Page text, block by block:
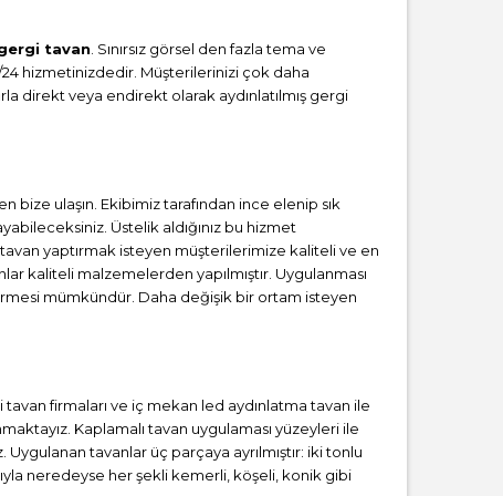
tavan . Sınırsız görsel den fazla tema ve
hizmetinizdedir. Müşterilerinizi çok daha
direkt veya endirekt olarak aydınlatılmış gergi
ulaşın. Ekibimiz tarafından ince elenip sık
Üstelik aldığınız bu hizmet
yaptırmak isteyen müşterilerimize kaliteli ve en
kaliteli malzemelerden yapılmıştır. Uygulanması
mümkündür. Daha değişik bir ortam isteyen
firmaları ve iç mekan led aydınlatma tavan ile
Kaplamalı tavan uygulaması yüzeyleri ile
tavanlar üç parçaya ayrılmıştır: iki tonlu
neredeyse her şekli kemerli, köşeli, konik gibi